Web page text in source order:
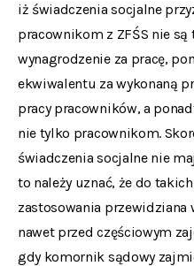
iż świadczenia socjalne
pracownikom z ZFŚS nie
wynagrodzenie za pracę,
ekwiwalentu za wykonaną
pracy pracowników, a
nie tylko pracownikom.
świadczenia socjalne nie
to należy uznać, że do
zastosowania przewidziana
nawet przed częściowym
gdy komornik sądowy